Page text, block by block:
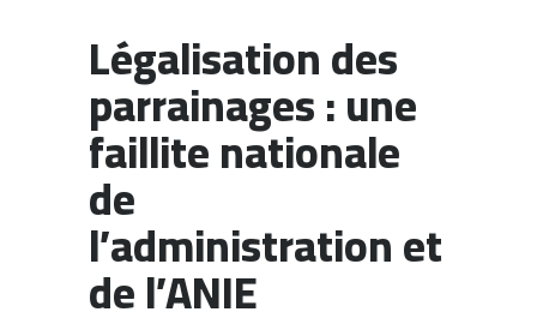
Légalisation des
parrainages : une
faillite nationale
de
l’administration et
de l’ANIE